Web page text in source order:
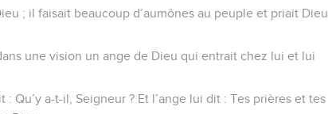
; il faisait beaucoup d’aumônes au peuple et priait Dieu
une vision un ange de Dieu qui entrait chez lui et lui
Qu’y a-t-il, Seigneur ? Et l’ange lui dit : Tes prières et tes